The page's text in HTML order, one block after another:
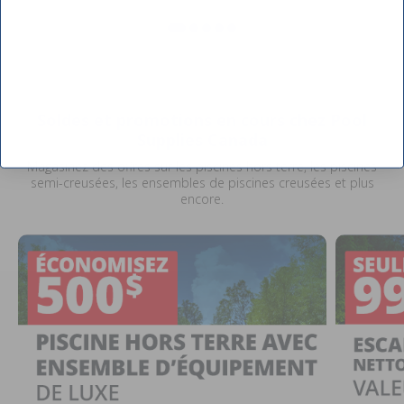
Magasinez des offres sur les piscines hors terre, les piscines
semi-creusées, les ensembles de piscines creusées et plus
encore.